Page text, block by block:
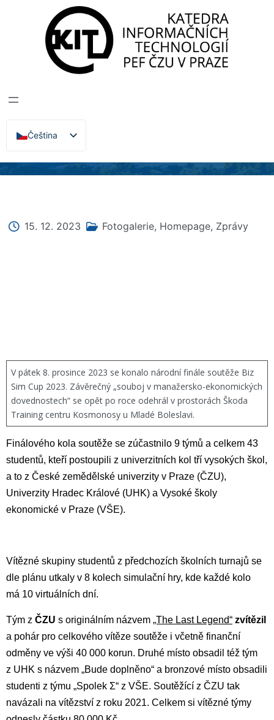
Čeština
English
informačních technologií
Zprávy, Akce,
TÝM ČZU ZVÍTĚZIL
15. 12. 2023 Fotogalerie, Homepage, Zprávy
V pátek 8. prosince 2023 se konalo národní finále soutěže Biz
Sim Cup 2023. Závěrečný „souboj v manažersko-ekonomických
dovednostech“ se opět po roce odehrál v prostorách Škoda
Training centru Kosmonosy u Mladé Boleslavi.
Finálového kola soutěže se zúčastnilo 9 týmů a celkem 43
studentů, kteří postoupili z univerzitních kol tří vysokých škol,
a to z České zemědělské univerzity v Praze (ČZU),
Univerzity Hradec Králové (UHK) a Vysoké školy
ekonomické v Praze (VŠE).
Vítězné skupiny studentů z předchozích školních turnajů se
dle plánu utkaly v 8 kolech simulační hry, kde každé kolo
má 10 virtuálních dní.
Tým z ČZU s originálním názvem „The Last Legend“ zvítězil
a pohár pro celkového vítěze soutěže i včetně finanční
odměny ve výši 40 000 korun. Druhé místo obsadil též tým
z UHK s názvem „Bude doplněno“ a bronzové místo obsadili
studenti z týmu „Spolek Ʃ“ z VŠE. Soutěžící z ČZU tak
navázali na vítězství z roku 2021. Celkem si vítězné týmy